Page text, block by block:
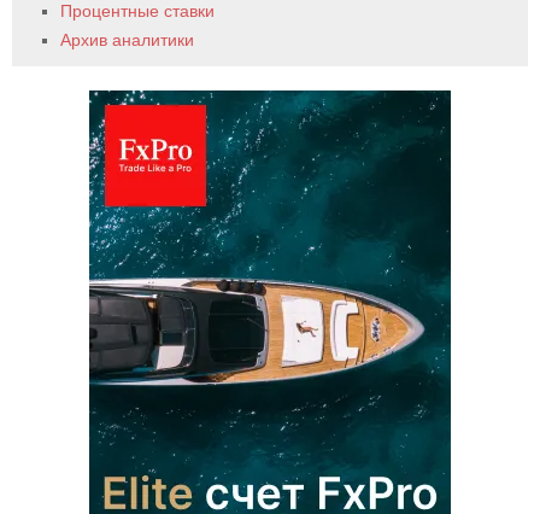
Процентные ставки
Архив аналитики